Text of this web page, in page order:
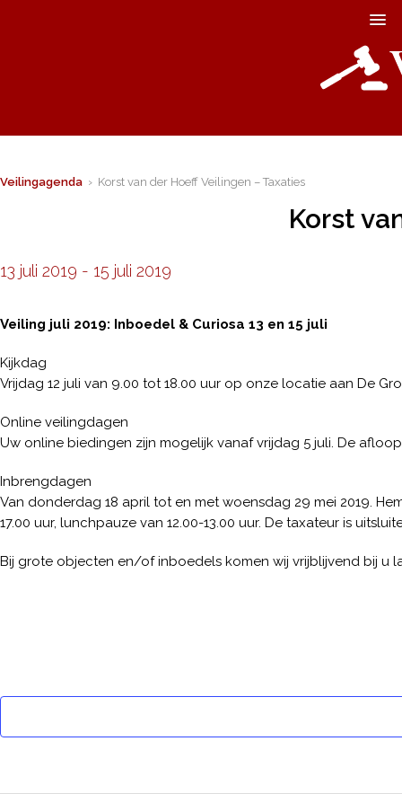
Veilingagenda › Korst van der Hoeff Veilingen – Taxaties
Korst
13 juli 2019 - 15 juli 2019
Veiling juli 2019: Inboedel & Curiosa 13 en 15 juli
Kijkdag
Vrijdag 12 juli van 9.00 tot 18.00 uur op onze locatie aan De
Online veilingdagen
Uw online biedingen zijn mogelijk vanaf vrijdag 5 juli. De
Inbrengdagen
Van donderdag 18 april tot en met woensdag 29 mei 2019.
17.00 uur, lunchpauze van 12.00-13.00 uur. De taxateur is
Bij grote objecten en/of inboedels komen wij vrijblijvend bij u